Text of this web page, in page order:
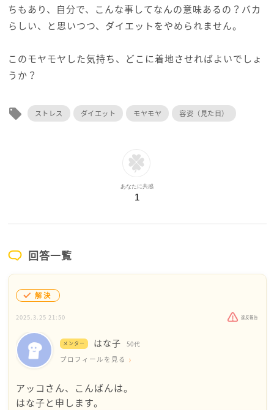
ちもあり、自分で、こんな事してなんの意味あるの？バカ
らしい、と思いつつ、ダイエットをやめられません。
このモヤモヤした気持ち、どこに着地させればよいでしょ
うか？
local_offer ストレス ダイエット モヤモヤ 容姿（見た目）
あなたに共感
1
回答一覧
解決
2025.3.25 21:50 違反報告
メンター はな子 50代
プロフィールを見る
アッコさん、こんばんは。
はな子と申します。